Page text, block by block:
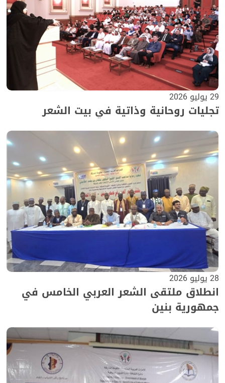
29 يوليو 2026
تجليات روحانية وذاتية في بيت الشعر
28 يوليو 2026
انطلاق ملتقى الشعر العربي الخامس في
جمهورية بنين